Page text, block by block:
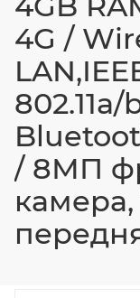
4G /
/ 8МП